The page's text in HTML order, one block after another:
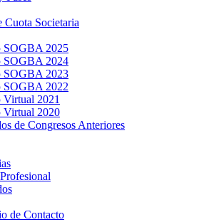
Cuota Societaria
SOGBA 2025
SOGBA 2024
SOGBA 2023
SOGBA 2022
Virtual 2021
Virtual 2020
de Congresos Anteriores
de Contacto